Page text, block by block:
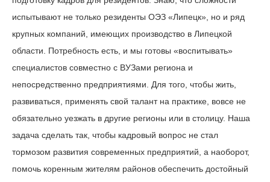
испытывают не только резиденты ОЭЗ «Липецк», но и ряд
крупных компаний, имеющих производство в Липецкой
области. Потребность есть, и мы готовы «воспитывать»
специалистов совместно с ВУЗами региона и
непосредственно предприятиями. Для того, чтобы жить,
развиваться, применять свой талант на практике, вовсе не
обязательно уезжать в другие регионы или в столицу. Наша
задача сделать так, чтобы кадровый вопрос не стал
тормозом развития современных предприятий, а наоборот,
помочь коренным жителям районов обеспечить достойный